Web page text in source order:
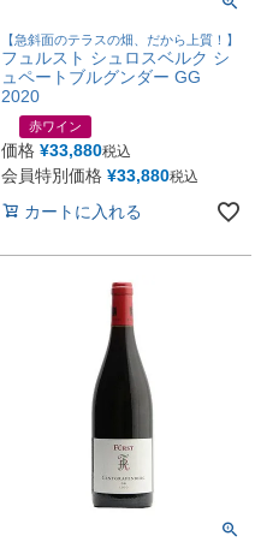
【急斜面のテラスの畑、だから上質！】
フュルスト シュロスベルク シ
ュペートブルグンダー GG
2020
赤ワイン
価格 ¥33,880税込
会員特別価格 ¥33,880税込
カートに入れる